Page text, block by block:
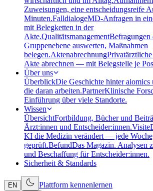
Zuweisungen, eine entscheidungsreife
Minuten.FalldialogeMD-Anfragen in
mit Belegketten in der
Akte.QualitätsmanagementBefragungen
Gruppenebene auswerten, Maßnahmen
belegen.Aktenabrechnung
Akte abrechnen — mit Belegstelle je
Über uns
ÜberblickDie Geschichte hinter aiomics
die daran arbeiten.PartnerKlinische
Einführung über viele Standorte.
Wissen
ÜbersichtFortbildung, Bücher und
Ärzt:innen und Entscheider:innen.Visite
KI die Medizin verändert — jede
geprüft.BefundDas Magazin. Analysen
und Beschaffung für Entscheider:innen.
Sicherheit & Standards
EN Plattform kennenlernen